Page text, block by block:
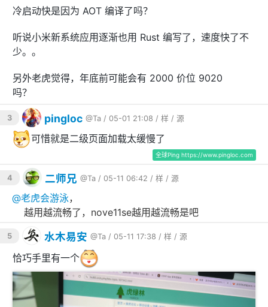
冷启动快是因为 AOT 编译了吗？
听说小米新系统应用逐渐也用 Rust 编写了，速度快了不
少。。
另外老虎觉得，年底前可能会有 2000 价位 9020 📱
吗？
3 pingloc @Ta / 05-01 21:08 / 样 / 源
可惜就是二级页面加载太缓慢了
全球Ping https://www.pingloc.com
4 二师兄 @Ta / 05-11 06:42 / 样 / 源
@老虎会游泳，
😂越用越流畅了，nove11se越用越流畅是吧
5 水木易安 @Ta / 05-11 17:38 / 样 / 源
恰巧手里有一个